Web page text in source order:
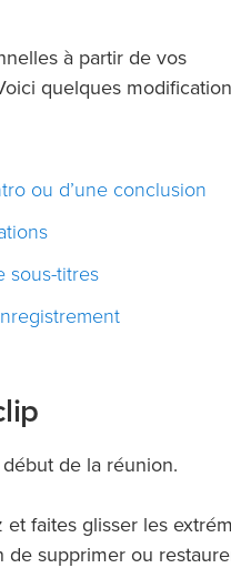
à partir de vos
quelques
ou d’une conclusion
sous-titres
de la réunion.
et faites glisser les
de supprimer ou